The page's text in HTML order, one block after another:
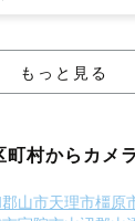
もっと見る
町村からカメ
山市天理市橿原